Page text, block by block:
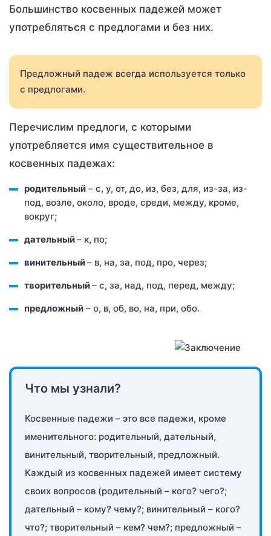
Большинство косвенных падежей может
употребляться с предлогами и без них.
Предложный падеж всегда используется только
с предлогами.
Перечислим предлоги, с которыми
употребляется имя существительное в
косвенных падежах:
родительный – с, у, от, до, из, без, для, из-за, из-
под, возле, около, вроде, среди, между, кроме,
вокруг;
дательный– к, по;
винительный– в, на, за, под, про, через;
творительный– с, за, над, под, перед, между;
предложный – о, в, об, во, на, при, обо.
Что мы узнали?
Косвенные падежи – это все падежи, кроме
именительного: родительный, дательный,
винительный, творительный, предложный.
Каждый из косвенных падежей имеет систему
своих вопросов (родительный – кого? чего?;
дательный – кому? чему?; винительный – кого?
что?; творительный – кем? чем?; предложный –